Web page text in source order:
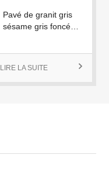
Pavé de granit gris
sésame gris foncé
LIRE LA SUITE 